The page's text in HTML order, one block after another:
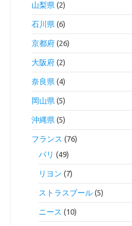
山梨県(2)
石川県(6)
京都府(26)
大阪府(2)
奈良県(4)
岡山県(5)
沖縄県(5)
フランス (76)
パリ (49)
リヨン (7)
ストラスブール(5)
ニース (10)